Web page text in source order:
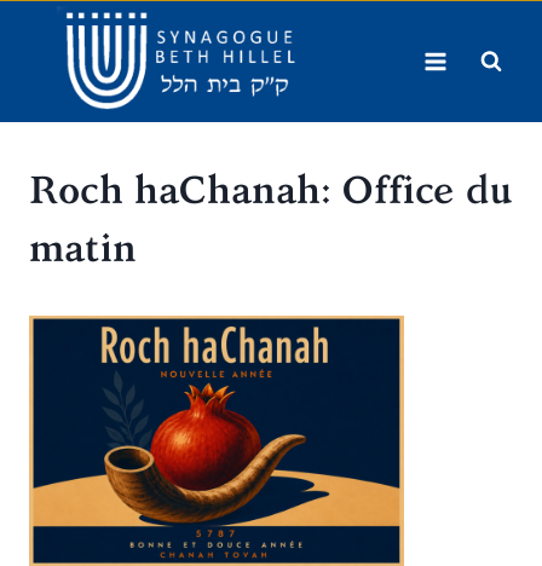
contenu
Roch haChanah: Office du
matin